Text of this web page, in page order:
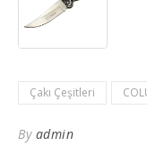
Çakı Çeşitleri
By admin